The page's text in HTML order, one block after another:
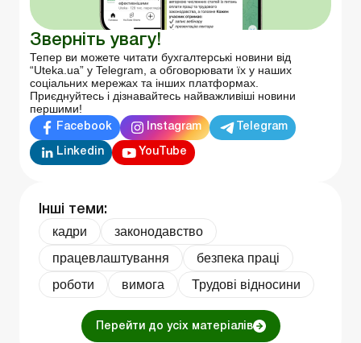
Зверніть увагу!
Тепер ви можете читати бухгалтерські новини від
“Uteka.ua” у Telegram, а обговорювати їх у наших
соціальних мережах та інших платформах.
Приєднуйтесь і дізнавайтесь найважливіші новини
першими!
Facebook Instagram Telegram
Linkedin YouTube
Інші теми:
кадри
законодавство
працевлаштування
безпека праці
роботи
вимога Трудові відносини
Перейти до усіх матеріалів